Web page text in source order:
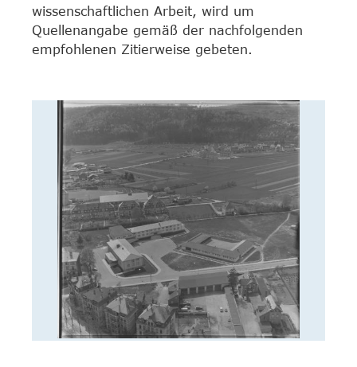
wissenschaftlichen Arbeit, wird um
Quellenangabe gemäß der nachfolgenden
empfohlenen Zitierweise gebeten.